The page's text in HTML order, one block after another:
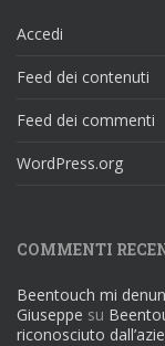
Accedi
Feed dei contenuti
Feed dei commenti
WordPress.org
COMMENTI
Beentouch mi
Giuseppe su
riconosciuto